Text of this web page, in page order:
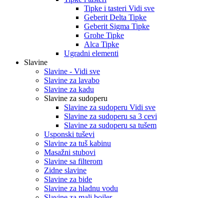
Tipke i tasteri Vidi sve
Geberit Delta Tipke
Geberit Sigma Tipke
Grohe Tipke
Alca Tipke
Ugradni elementi
Slavine
Slavine - Vidi sve
Slavine za lavabo
Slavine za kadu
Slavine za sudoperu
Slavine za sudoperu Vidi sve
Slavine za sudoperu sa 3 cevi
Slavine za sudoperu sa tušem
Usponski tuševi
Slavine za tuš kabinu
Masažni stubovi
Slavine sa filterom
Zidne slavine
Slavine za bide
Slavine za hladnu vodu